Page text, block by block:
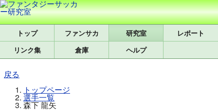
トップ 研究室
レポート
リンク集
倉庫 ヘルプ
戻る
トップページ
選手一覧
森下 龍矢